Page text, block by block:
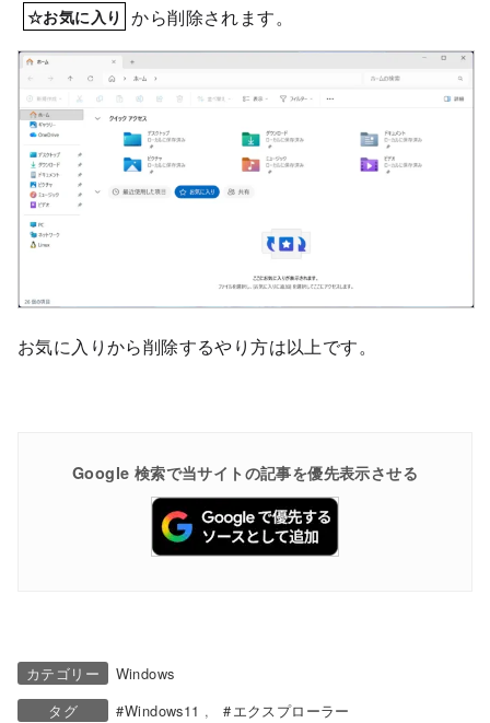
☆お気に入り から削除されます。
お気に入りから削除するやり方は以上です。
Google 検索で当サイトの記事を優先表示させる
カテゴリー
Windows
タグ
Windows11 エクスプローラー